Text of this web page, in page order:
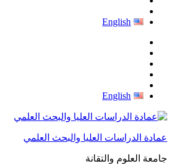
English
English
عمادة الدراسات العليا والبحث العلمي
جامعة العلوم والتقانة